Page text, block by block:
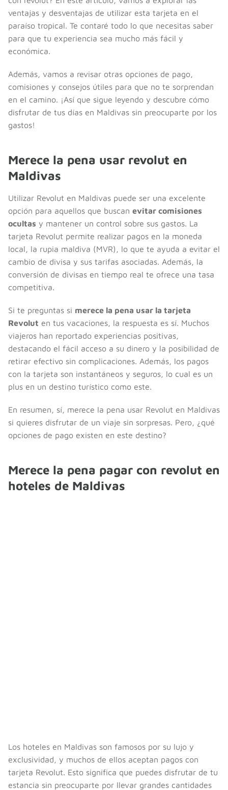
ventajas y desventajas de utilizar esta tarjeta en el
paraíso tropical. Te contaré todo lo que necesitas saber
para que tu experiencia sea mucho más fácil y
económica.
Además, vamos a revisar otras opciones de pago,
comisiones y consejos útiles para que no te sorprendan
en el camino. ¡Así que sigue leyendo y descubre cómo
disfrutar de tus días en Maldivas sin preocuparte por los
gastos!
Merece la pena usar revolut en
Maldivas
Utilizar Revolut en Maldivas puede ser una excelente
opción para aquellos que buscan evitar comisiones
ocultas y mantener un control sobre sus gastos. La
tarjeta Revolut permite realizar pagos en la moneda
local, la rupia maldiva (MVR), lo que te ayuda a evitar el
cambio de divisa y sus tarifas asociadas. Además, la
conversión de divisas en tiempo real te ofrece una tasa
competitiva.
Si te preguntas si merece la pena usar la tarjeta
Revolut en tus vacaciones, la respuesta es sí. Muchos
viajeros han reportado experiencias positivas,
destacando el fácil acceso a su dinero y la posibilidad de
retirar efectivo sin complicaciones. Además, los pagos
con la tarjeta son instantáneos y seguros, lo cual es un
plus en un destino turístico como este.
En resumen, sí, merece la pena usar Revolut en Maldivas
si quieres disfrutar de un viaje sin sorpresas. Pero, ¿qué
opciones de pago existen en este destino?
Merece la pena pagar con revolut en
hoteles de Maldivas
Los hoteles en Maldivas son famosos por su lujo y
exclusividad, y muchos de ellos aceptan pagos con
tarjeta Revolut. Esto significa que puedes disfrutar de tu
estancia sin preocuparte por llevar grandes cantidades